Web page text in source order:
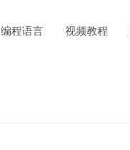
编程语言 视频教程